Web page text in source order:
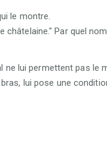
le montre.
Par quel
lui permettent pas le
lui pose une